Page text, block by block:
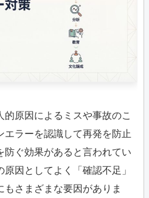
的原因によるミスや事故のこ
エラーを認識して再発を防止
防ぐ効果があると言われてい
因としてよく「確認不足」
さまざまな要因がありま